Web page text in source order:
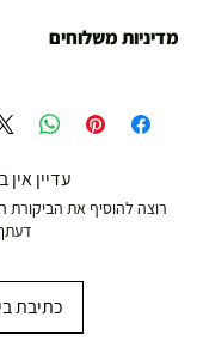
מדיניות משלוחים
19.00 ₪
משלוח מהיר עד הבית ( עד 20 ק"ג)
עדיין אין
רוצה להוסיף את הביקורת
כתיבת